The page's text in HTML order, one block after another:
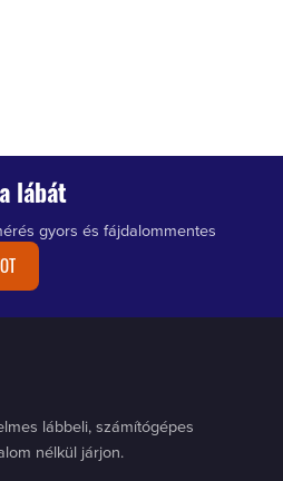
lábát
gyors és fájdalommentes
lábbeli, számítógépes
nélkül járjon.